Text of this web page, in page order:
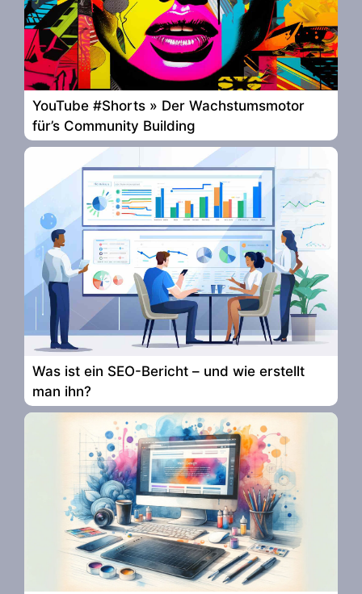
YouTube #Shorts » Der Wachstumsmotor
für’s Community Building
Was ist ein SEO-Bericht – und wie erstellt
man ihn?